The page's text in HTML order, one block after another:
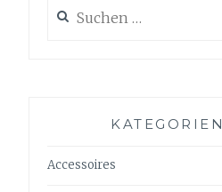
nach:
KATEGORIEN
Accessoires